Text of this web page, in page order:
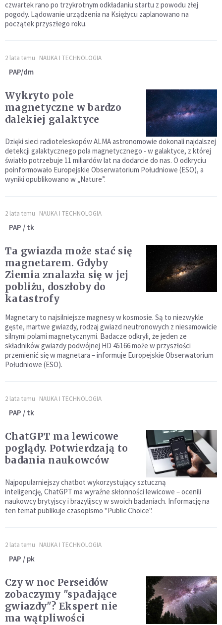
czwartek rano po trzykrotnym odkładaniu startu z powodu złej
pogody. Lądowanie urządzenia na Księżycu zaplanowano na
początek przyszłego roku.
2 lata temu NAUKA I TECHNOLOGIA
PAP/dm
Wykryto pole
magnetyczne w bardzo
dalekiej galaktyce
Dzięki sieci radioteleskopów ALMA astronomowie dokonali najdalszej
detekcji galaktycznego pola magnetycznego - w galaktyce, z której
światło potrzebuje 11 miliardów lat na dodarcie do nas. O odkryciu
poinformowało Europejskie Obserwatorium Południowe (ESO), a
wyniki opublikowano w „Nature”.
2 lata temu NAUKA I TECHNOLOGIA
PAP / tk
Ta gwiazda może stać się
magnetarem. Gdyby
Ziemia znalazła się w jej
pobliżu, doszłoby do
katastrofy
Magnetary to najsilniejsze magnesy w kosmosie. Są to niezwykle
gęste, martwe gwiazdy, rodzaj gwiazd neutronowych z niesamowicie
silnymi polami magnetycznymi. Badacze odkryli, że jeden ze
składników gwiazdy podwójnej HD 45166 może w przyszłości
przemienić się w magnetara – informuje Europejskie Obserwatorium
Południowe (ESO).
2 lata temu NAUKA I TECHNOLOGIA
PAP / tk
ChatGPT ma lewicowe
poglądy. Potwierdzają to
badania naukowców
Najpopularniejszy chatbot wykorzystujący sztuczną
inteligencję, ChatGPT ma wyraźne skłonności lewicowe – ocenili
naukowcy brytyjscy i brazylijscy w swoich badaniach. Informację na
ten temat publikuje czasopismo "Public Choice".
2 lata temu NAUKA I TECHNOLOGIA
PAP / pk
Czy w noc Perseidów
zobaczymy "spadające
gwiazdy"? Ekspert nie
ma wątpliwości